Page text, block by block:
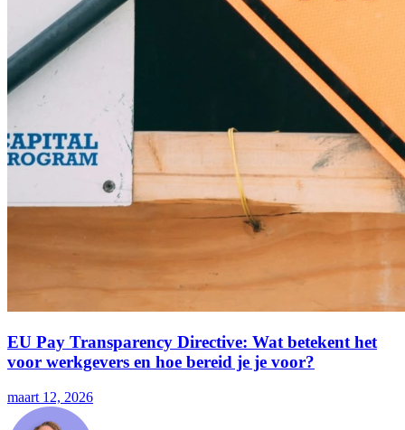
EU Pay Transparency Directive: Wat betekent het
voor werkgevers en hoe bereid je je voor?
maart 12, 2026